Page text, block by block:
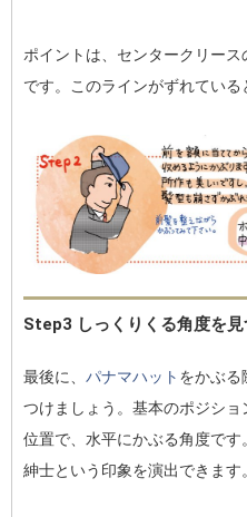
ポイントは、センタークリー
です。このラインがずれている
Step3 しっくりくる角度を見
最後に、 パナマハット をかぶる
つけましょう。基本のポジシ
位置で、水平にかぶる角度で
紳士という印象を演出できます。